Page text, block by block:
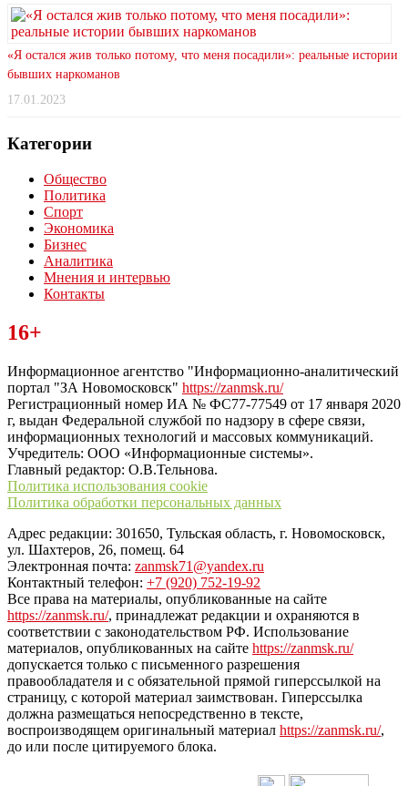
«Я остался жив только потому, что меня посадили»: реальные истории
бывших наркоманов
17.01.2023
Категории
Общество
Политика
Спорт
Экономика
Бизнес
Аналитика
Мнения и интервью
Контакты
Читайте последние новости дня в Тульской области на сайте
“ЗаНовомосковск”
16+
Информационное агентство "Информационно-аналитический
портал "ЗА Новомосковск" https://zanmsk.ru/
Регистрационный номер ИА № ФС77-77549 от 17 января 2020
г, выдан Федеральной службой по надзору в сфере связи,
информационных технологий и массовых коммуникаций.
Учредитель: ООО «Информационные системы».
Главный редактор: О.В.Тельнова.
Политика использования cookie
Политика обработки персональных данных
Адрес редакции: 301650, Тульская область, г. Новомосковск,
ул. Шахтеров, 26, помещ. 64
Электронная почта: zanmsk71@yandex.ru
Контактный телефон: +7 (920) 752-19-92
Все права на материалы, опубликованные на сайте
https://zanmsk.ru/, принадлежат редакции и охраняются в
соответствии с законодательством РФ. Использование
материалов, опубликованных на сайте https://zanmsk.ru/
допускается только с письменного разрешения
правообладателя и с обязательной прямой гиперссылкой на
страницу, с которой материал заимствован. Гиперссылка
должна размещаться непосредственно в тексте,
воспроизводящем оригинальный материал https://zanmsk.ru/,
до или после цитируемого блока.